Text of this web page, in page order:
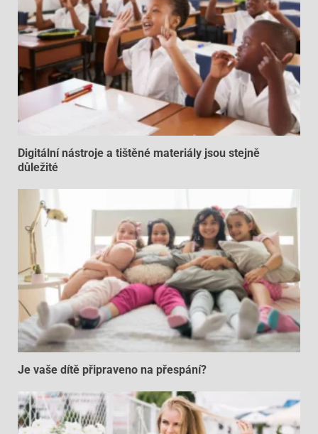
Digitální nástroje a tištěné materiály jsou stejně
důležité
Je vaše dítě připraveno na přespání?